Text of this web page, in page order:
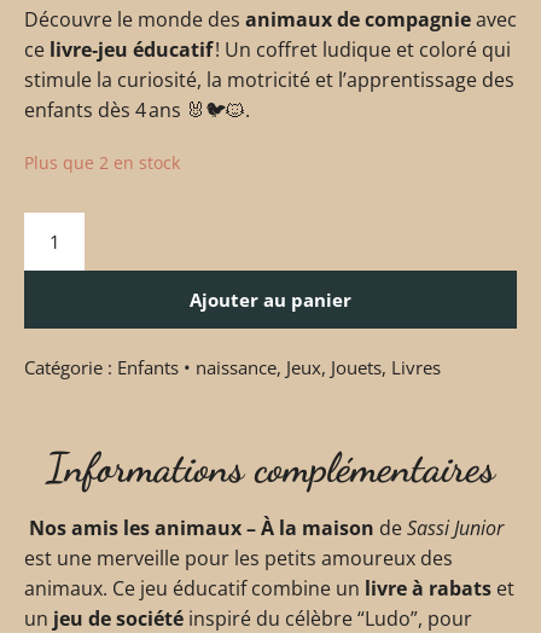
Découvre le monde des animaux de compagnieavec
ce livre‑jeu éducatif! Un coffret ludique et coloré qui
stimule la curiosité, la motricité et l’apprentissage des
enfants dès 4 ans 🐰🐦🐱.
Plus que 2 en stock
Ajouter au panier
Catégorie : Enfants • naissance, Jeux, Jouets, Livres
Informations complémentaires
Nos amis les animaux – À la maison deSassi Junior
est une merveille pour les petits amoureux des
animaux. Ce jeu éducatif combine un livre à rabats et
un jeu de société inspiré du célèbre “Ludo”, pour